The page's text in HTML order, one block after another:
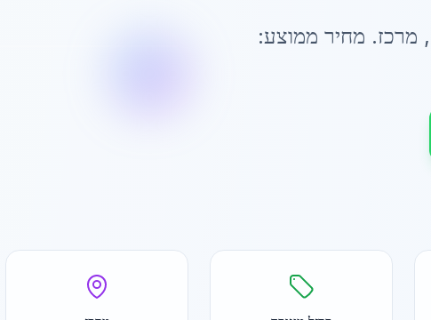
, מרכז. מחיר ממוצע: